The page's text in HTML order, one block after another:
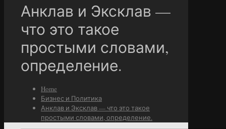
Анклав и Эксклав —
что это такое
простыми словами,
определение.
Home
Бизнес и Политика
Анклав и Эксклав — что это такое
простыми словами, определение.